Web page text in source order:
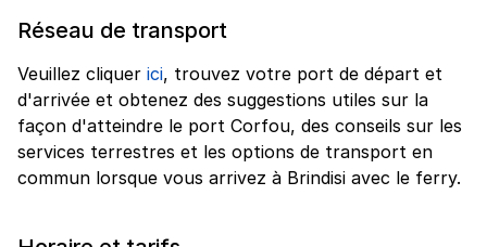
Réseau de transport
Veuillez cliquer ici, trouvez votre port de départ et
d'arrivée et obtenez des suggestions utiles sur la
façon d'atteindre le port Corfou, des conseils sur les
services terrestres et les options de transport en
commun lorsque vous arrivez à Brindisi avec le ferry.